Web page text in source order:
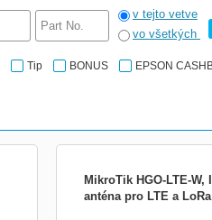
v tejto vetve
vo všetkých
Tip BONUS EPSON
MikroTik HGO-LTE-W,
anténa pro LTE a LoRa